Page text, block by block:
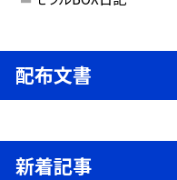
配布文書
新着記事